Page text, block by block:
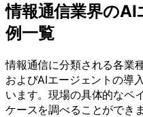
情報通信業界のAI
例一覧
情報通信に分類される各業
およびAIエージェントの導
います。現場の具体的なペ
ケースを調べることができま